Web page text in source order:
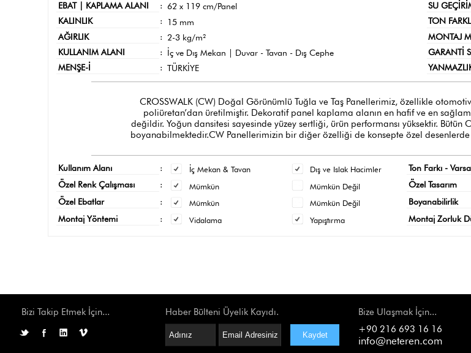
EBAT | KAPLAMA ALANI
: 62 x 119 cm/Panel SU
KALINLIK
: 15 mm TON
AĞIRLIK
: 2-3 kg/m² MONTAJ
KULLANIM ALANI
: İç ve Dış Mekan | Duvar - Tavan - Dış Cephe GARANTİ
MENŞE-İ
: TÜRKİYE
CROSSWALK (CW) Doğal Görünümlü Tuğla ve Taş Panellerimiz, özellikle
poliüretan’dan üretilmiştir. Dekoratif panel kaplama alanın en hafif ve en
değildir. Yoğun dansitesi sayesinde yüzey sertliği, ürün performansı yüksektir. Bütün
boyanabilmektedir.CW Panellerimizin bir diğer özelliği de konsepte özel
Kullanım Alanı : İç Mekan & Tavan Dış ve Islak Hacimler Ton Farkı -
Özel Renk Çalışması
: Mümkün Mümkün Değil Özel Tasarım
Özel Ebatlar
: Mümkün Mümkün Değil Boyanabilirlik
Montaj Yöntemi
: Vidalama Yapıştırma Montaj Zorluk
Bizi Takip Etmek İçin... Haber Bülteni Üyelik Kayıdı.
Bize Ulaşmak İçin...
+90 216 693 16 16
info@neteren.com